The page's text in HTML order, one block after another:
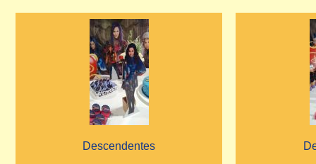
Descendentes